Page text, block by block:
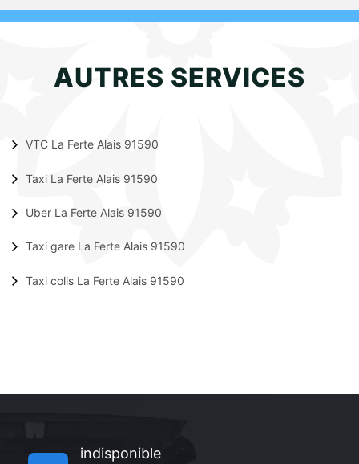
AUTRES SERVICES
VTC La Ferte Alais 91590
Taxi La Ferte Alais 91590
Uber La Ferte Alais 91590
Taxi gare La Ferte Alais 91590
Taxi colis La Ferte Alais 91590
indisponible